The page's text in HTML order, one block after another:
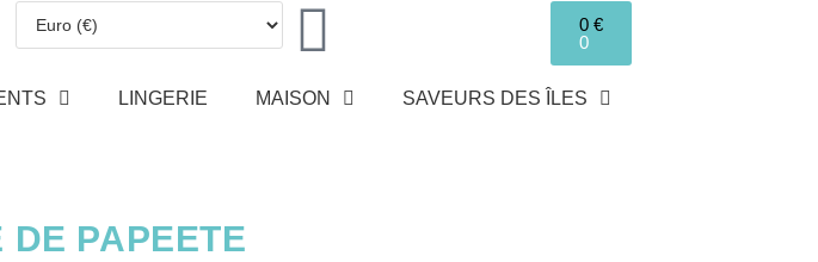
0 €
0
LINGERIE MAISON SAVEURS DES ÎLES
DE PAPEETE